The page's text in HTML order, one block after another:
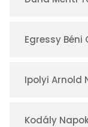
Egressy
Ipolyi Arnold
Kodály